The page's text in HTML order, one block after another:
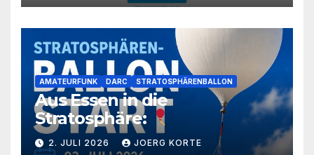
AMATEURFUNK DARC STRATOSPHÄRENBALLON
Aus Essen in die
Stratosphäre:
2. JULI 2026 JOERG KORTE